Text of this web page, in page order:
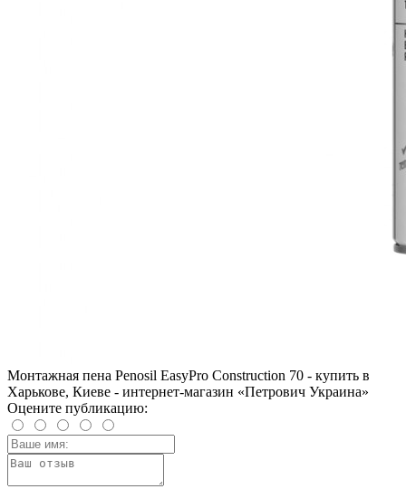
Монтажная пена Penosil EasyPro Construction 70 - купить в
Харькове, Киеве - интернет-магазин «Петрович Украина»
Оцените публикацию: